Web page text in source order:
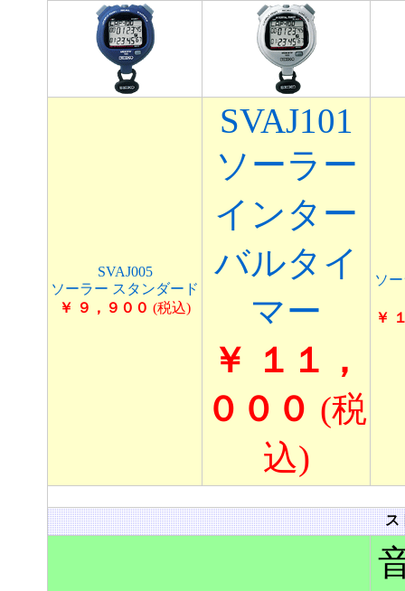
SVAJ005
ソーラー スタンダード
￥ ９，９００ (税込)
SVAJ101
ソーラー
インター
バルタイ
マー
￥ １１，
０００ (税
込)
ソ
￥
ス